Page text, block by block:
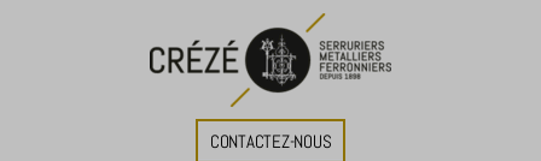
CONTACTEZ-NOUS